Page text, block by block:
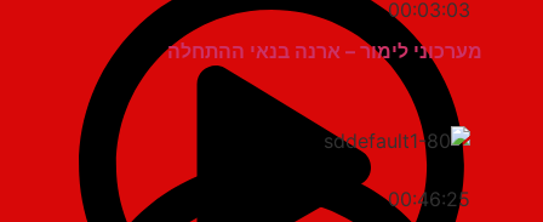
00:03:03
מערכוני לימור – ארנה בנאי ההתחלה
00:46:25